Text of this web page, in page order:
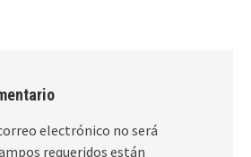
electrónico no será
requeridos están